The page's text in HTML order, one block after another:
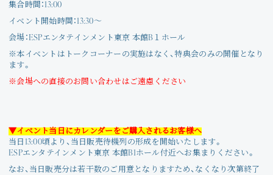
Voice
集合時間：13:00
イベント開始時間：13:30～
会場：ESPエンタテインメント東京 本館B１ホール
※本イベントはトークコーナーの実施はなく、特典会のみの開催となり
ます。
※会場への直接のお問い合わせはご遠慮ください
▼イベント当日にカレンダーをご購入されるお客様へ
当日13:00頃より、当日販売待機列の形成を開始いたします。
ESPエンタテインメント東京 本館B1ホール付近へお集まりください。
なお、当日販売分は若干数のご用意となりますため、なくなり次第終了